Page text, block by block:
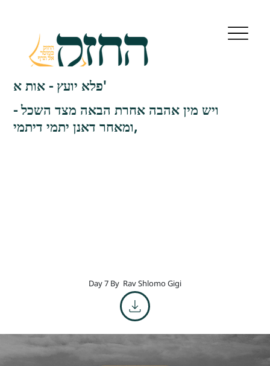
פלא יועץ - אות א'
ויש מין אהבה אחרת הבאה מצד השכל -
ומאחר דאנן יתמי דיתמי,
Day 7 By Rav Shlomo Gigi